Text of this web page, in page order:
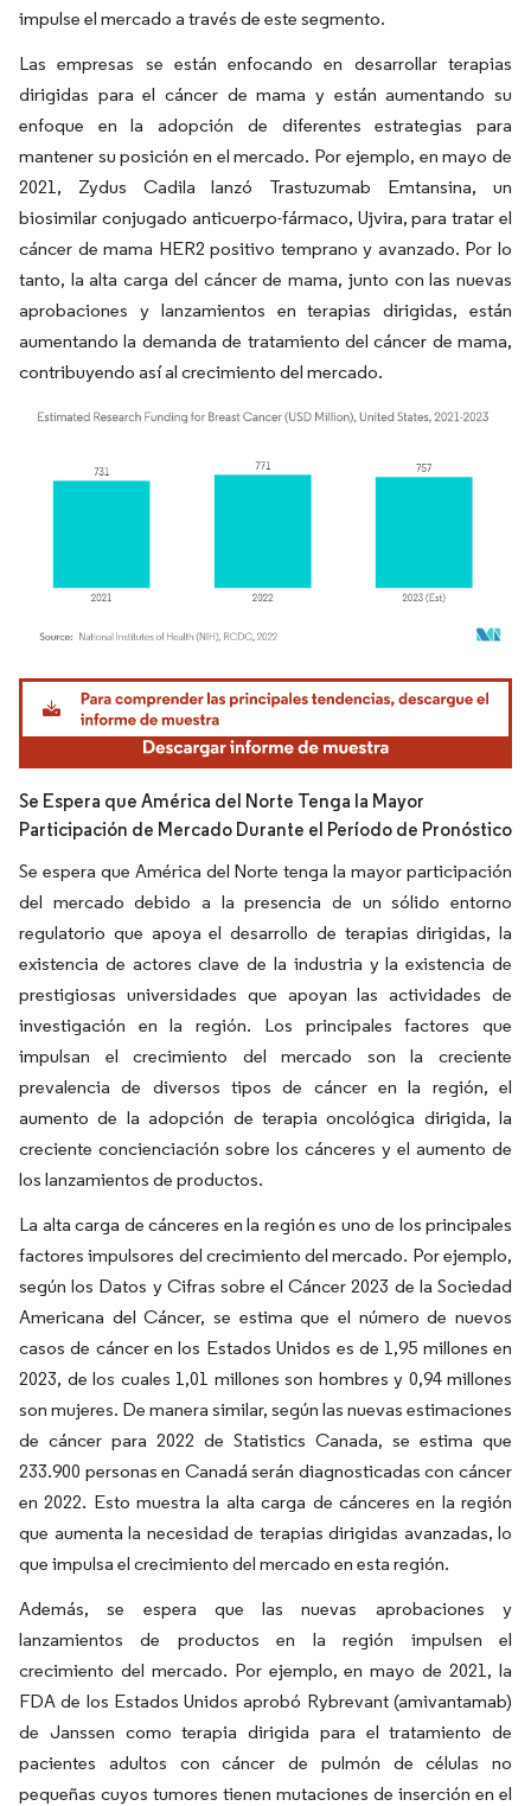
impulse el mercado a través de este segmento.
Las empresas se están enfocando en desarrollar terapias
dirigidas para el cáncer de mama y están aumentando su
enfoque en la adopción de diferentes estrategias para
mantener su posición en el mercado. Por ejemplo, en mayo de
2021, Zydus Cadila lanzó Trastuzumab Emtansina, un
biosimilar conjugado anticuerpo-fármaco, Ujvira, para tratar el
cáncer de mama HER2 positivo temprano y avanzado. Por lo
tanto, la alta carga del cáncer de mama, junto con las nuevas
aprobaciones y lanzamientos en terapias dirigidas, están
aumentando la demanda de tratamiento del cáncer de mama,
contribuyendo así al crecimiento del mercado.
Imagen © Mordor Intelligence. El uso requiere atribución según CC BY 4.0.
Se Espera que América del Norte Tenga la Mayor
Participación de Mercado Durante el Período de Pronóstico
Se espera que América del Norte tenga la mayor participación
del mercado debido a la presencia de un sólido entorno
regulatorio que apoya el desarrollo de terapias dirigidas, la
existencia de actores clave de la industria y la existencia de
prestigiosas universidades que apoyan las actividades de
investigación en la región. Los principales factores que
impulsan el crecimiento del mercado son la creciente
prevalencia de diversos tipos de cáncer en la región, el
aumento de la adopción de terapia oncológica dirigida, la
creciente concienciación sobre los cánceres y el aumento de
los lanzamientos de productos.
La alta carga de cánceres en la región es uno de los principales
factores impulsores del crecimiento del mercado. Por ejemplo,
según los Datos y Cifras sobre el Cáncer 2023 de la Sociedad
Americana del Cáncer, se estima que el número de nuevos
casos de cáncer en los Estados Unidos es de 1,95 millones en
2023, de los cuales 1,01 millones son hombres y 0,94 millones
son mujeres. De manera similar, según las nuevas estimaciones
de cáncer para 2022 de Statistics Canada, se estima que
233.900 personas en Canadá serán diagnosticadas con cáncer
en 2022. Esto muestra la alta carga de cánceres en la región
que aumenta la necesidad de terapias dirigidas avanzadas, lo
que impulsa el crecimiento del mercado en esta región.
Además, se espera que las nuevas aprobaciones y
lanzamientos de productos en la región impulsen el
crecimiento del mercado. Por ejemplo, en mayo de 2021, la
FDA de los Estados Unidos aprobó Rybrevant (amivantamab)
de Janssen como terapia dirigida para el tratamiento de
pacientes adultos con cáncer de pulmón de células no
pequeñas cuyos tumores tienen mutaciones de inserción en el